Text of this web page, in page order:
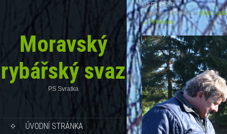
Moravský
rybářský svaz
PS Svratka
ÚVODNÍ STRÁNKA
DSC_0224
Published24.5.2016at4928 ×
←Previous